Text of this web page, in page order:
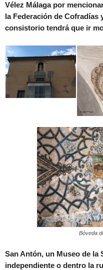
Vélez Málaga por
la Federación de Cofradías
consistorio tendrá que ir
Bóveda
San Antón, un Museo de la
independiente o dentro la